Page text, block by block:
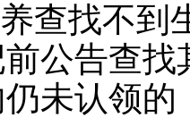
查找不到
公告查找
未认领